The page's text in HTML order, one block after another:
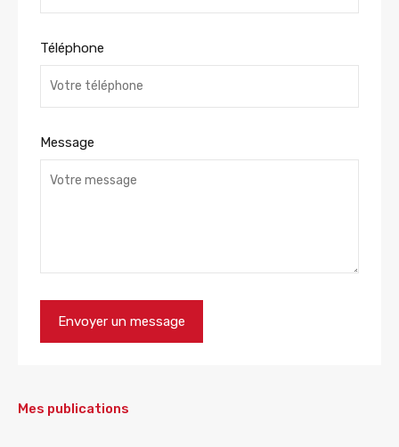
Téléphone
Message
Mes publications